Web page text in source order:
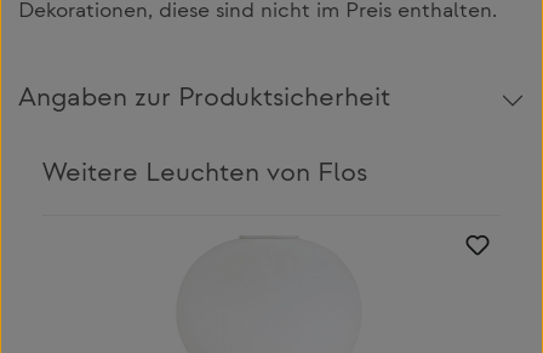
Dekorationen, diese sind nicht im Preis enthalten.
Angaben zur Produktsicherheit
Weitere Leuchten von Flos